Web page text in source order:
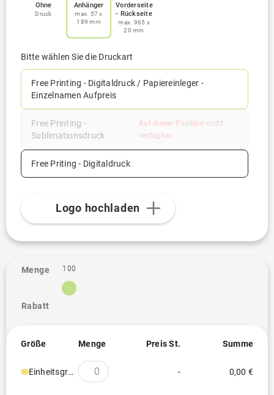
Ohne
Druck
Anhänger
max. 57 x
189 mm
Vorderseite
- Rückseite
max. 965 x
20 mm
Bitte wählen Sie die Druckart
Free Printing - Digitaldruck / Papiereinleger -
Einzelnamen Aufpreis
Free Printing -
Sublimationsdruck
Auf dieser Position nicht
verfügbar
Free Priting - Digitaldruck
Logo hochladen
Menge
Rabatt
100
Größe Menge Preis St. Summe
Einheitsgröße - 0,00 €